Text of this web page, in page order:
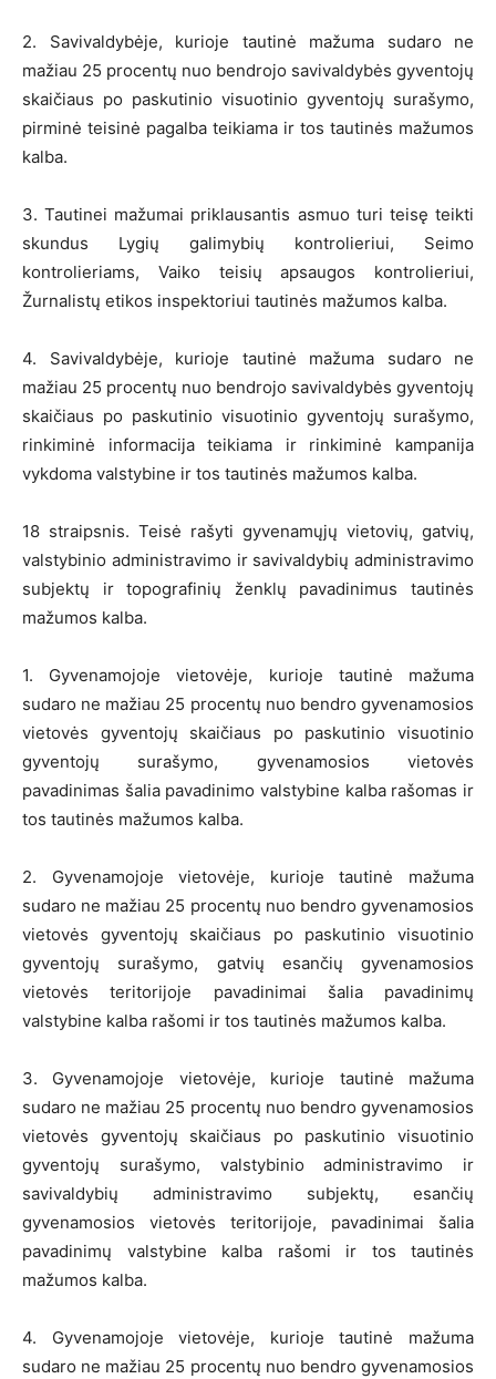
2. Savivaldybėje, kurioje tautinė mažuma sudaro ne
mažiau 25 procentų nuo bendrojo savivaldybės gyventojų
skaičiaus po paskutinio visuotinio gyventojų surašymo,
pirminė teisinė pagalba teikiama ir tos tautinės mažumos
kalba.
3. Tautinei mažumai priklausantis asmuo turi teisę teikti
skundus Lygių galimybių kontrolieriui, Seimo
kontrolieriams, Vaiko teisių apsaugos kontrolieriui,
Žurnalistų etikos inspektoriui tautinės mažumos kalba.
4. Savivaldybėje, kurioje tautinė mažuma sudaro ne
mažiau 25 procentų nuo bendrojo savivaldybės gyventojų
skaičiaus po paskutinio visuotinio gyventojų surašymo,
rinkiminė informacija teikiama ir rinkiminė kampanija
vykdoma valstybine ir tos tautinės mažumos kalba.
18 straipsnis. Teisė rašyti gyvenamųjų vietovių, gatvių,
valstybinio administravimo ir savivaldybių administravimo
subjektų ir topografinių ženklų pavadinimus tautinės
mažumos kalba.
1. Gyvenamojoje vietovėje, kurioje tautinė mažuma
sudaro ne mažiau 25 procentų nuo bendro gyvenamosios
vietovės gyventojų skaičiaus po paskutinio visuotinio
gyventojų surašymo, gyvenamosios vietovės
pavadinimas šalia pavadinimo valstybine kalba rašomas ir
tos tautinės mažumos kalba.
2. Gyvenamojoje vietovėje, kurioje tautinė mažuma
sudaro ne mažiau 25 procentų nuo bendro gyvenamosios
vietovės gyventojų skaičiaus po paskutinio visuotinio
gyventojų surašymo, gatvių esančių gyvenamosios
vietovės teritorijoje pavadinimai šalia pavadinimų
valstybine kalba rašomi ir tos tautinės mažumos kalba.
3. Gyvenamojoje vietovėje, kurioje tautinė mažuma
sudaro ne mažiau 25 procentų nuo bendro gyvenamosios
vietovės gyventojų skaičiaus po paskutinio visuotinio
gyventojų surašymo, valstybinio administravimo ir
savivaldybių administravimo subjektų, esančių
gyvenamosios vietovės teritorijoje, pavadinimai šalia
pavadinimų valstybine kalba rašomi ir tos tautinės
mažumos kalba.
4. Gyvenamojoje vietovėje, kurioje tautinė mažuma
sudaro ne mažiau 25 procentų nuo bendro gyvenamosios